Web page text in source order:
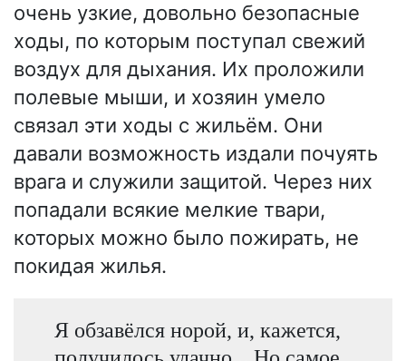
очень узкие, довольно безопасные
ходы, по которым поступал свежий
воздух для дыхания. Их проложили
полевые мыши, и хозяин умело
связал эти ходы с жильём. Они
давали возможность издали почуять
врага и служили защитой. Через них
попадали всякие мелкие твари,
которых можно было пожирать, не
покидая жилья.
Я обзавёлся норой, и, кажется,